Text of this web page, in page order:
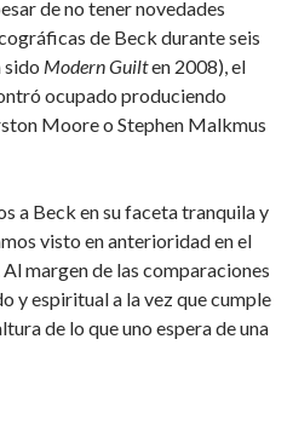
de no tener novedades
de Beck durante seis
sido Modern Guilten 2008), el
ocupado produciendo
Moore o Stephen Malkmus
a Beck en su faceta tranquila y
visto en anterioridad en el
margen de las comparaciones
y espiritual a la vez que cumple
de lo que uno espera de una